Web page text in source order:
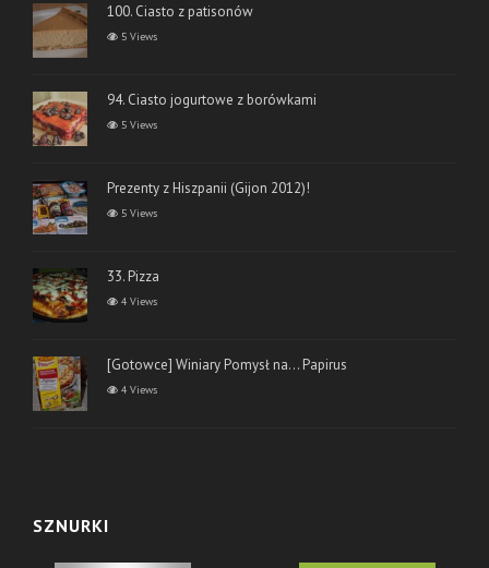
100. Ciasto z patisonów
5 Views
94. Ciasto jogurtowe z borówkami
5 Views
Prezenty z Hiszpanii (Gijon 2012)!
5 Views
33. Pizza
4 Views
[Gotowce] Winiary Pomysł na… Papirus
4 Views
SZNURKI